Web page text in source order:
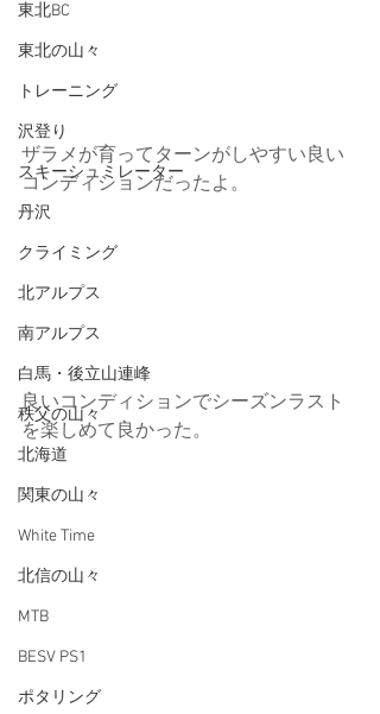
東北BC
東北の山々
トレーニング
沢登り
スキーシュミレーター
丹沢
クライミング
北アルプス
南アルプス
白馬・後立山連峰
秩父の山々
北海道
関東の山々
White Time
北信の山々
MTB
BESV PS1
ポタリング
ザラメが育ってターンがしやすい良い
コンディションだったよ。
良いコンディションでシーズンラスト
を楽しめて良かった。